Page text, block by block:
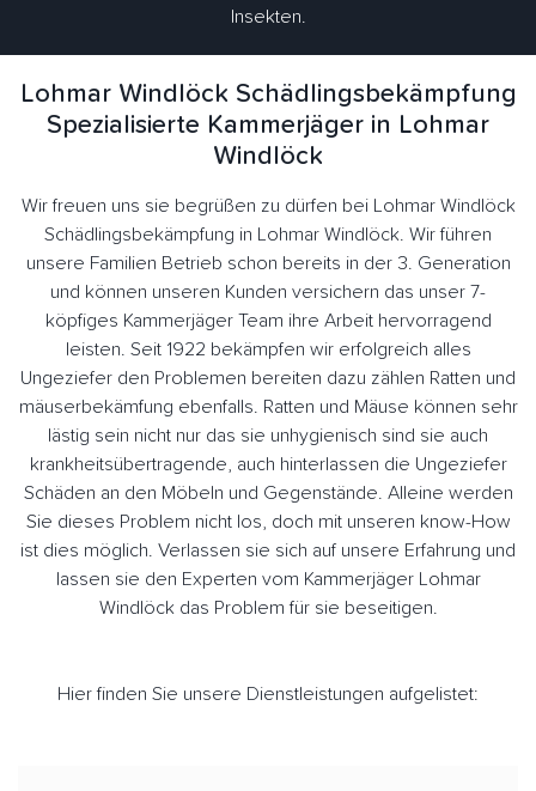
Insekten.
Lohmar Windlöck Schädlingsbekämpfung
Spezialisierte Kammerjäger in Lohmar
Windlöck
Wir freuen uns sie begrüßen zu dürfen bei Lohmar Windlöck
Schädlingsbekämpfung in Lohmar Windlöck. Wir führen
unsere Familien Betrieb schon bereits in der 3. Generation
und können unseren Kunden versichern das unser 7-
köpfiges Kammerjäger Team ihre Arbeit hervorragend
leisten. Seit 1922 bekämpfen wir erfolgreich alles
Ungeziefer den Problemen bereiten dazu zählen Ratten und
mäuserbekämfung ebenfalls. Ratten und Mäuse können sehr
lästig sein nicht nur das sie unhygienisch sind sie auch
krankheitsübertragende, auch hinterlassen die Ungeziefer
Schäden an den Möbeln und Gegenstände. Alleine werden
Sie dieses Problem nicht los, doch mit unseren know-How
ist dies möglich. Verlassen sie sich auf unsere Erfahrung und
lassen sie den Experten vom Kammerjäger Lohmar
Windlöck das Problem für sie beseitigen.
Hier finden Sie unsere Dienstleistungen aufgelistet: